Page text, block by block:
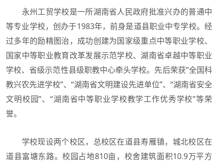
永州工贸学校是一所湖南省人民政府批准兴办的普通中
等专业学校，创办于1983年，前身是道县职业中专学校。经
过多年的励精图治，成功创建为国家级重点中等职业学校、
国家中等职业教育改革发展示范学校、湖南省卓越中等职业
学校、省级示范性县级职教中心牵头学校。先后荣获“全国科
教兴农先进学校”、“湖南省文明建设先进单位”、“湖南省安全
文明校园”、“湖南省中等职业学校教学工作优秀学校”等荣
誉。
学校现设两个校区，总校区在道县寿雁镇，城北校区在
道县富塘东路。校园占地810亩，校舍建筑面积10.9万平方